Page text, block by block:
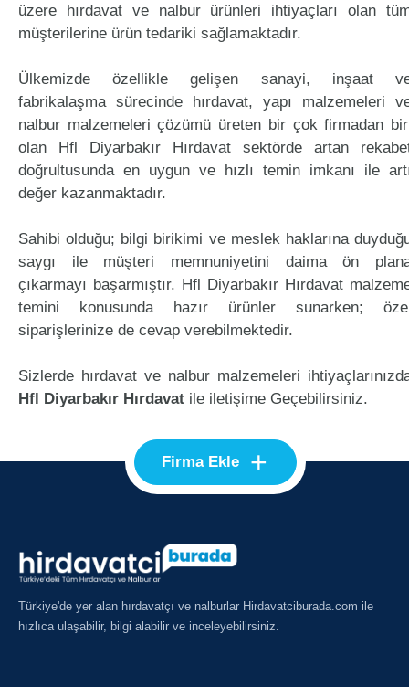
üzere hırdavat ve nalbur ürünleri ihtiyaçları olan
müşterilerine ürün tedariki sağlamaktadır.
Ülkemizde özellikle gelişen sanayi, inşaat
fabrikalaşma sürecinde hırdavat, yapı malzemeleri
nalbur malzemeleri çözümü üreten bir çok firmadan
olan Hfl Diyarbakır Hırdavat sektörde artan
doğrultusunda en uygun ve hızlı temin imkanı ile
değer kazanmaktadır.
Sahibi olduğu; bilgi birikimi ve meslek haklarına
saygı ile müşteri memnuniyetini daima ön
çıkarmayı başarmıştır. Hfl Diyarbakır Hırdavat
temini konusunda hazır ürünler sunarken;
siparişlerinize de cevap verebilmektedir.
Sizlerde hırdavat ve nalbur malzemeleri
Hfl Diyarbakır Hırdavat ile iletişime Geçebilirsiniz.
Firma Ekle +
Türkiye'de yer alan hırdavatçı ve nalburlar Hirdavatciburada.com ile
hızlıca ulaşabilir, bilgi alabilir ve inceleyebilirsiniz.